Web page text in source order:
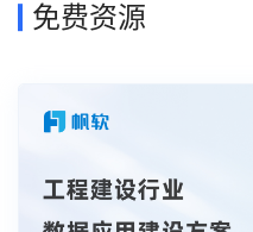
免费资源